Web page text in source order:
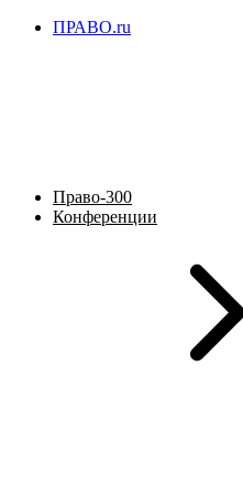
ПРАВО.ru
Право-300
Конференции